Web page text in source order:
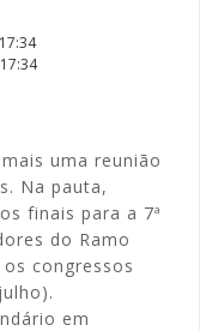
uma reunião
Na pauta,
finais para a 7ª
do Ramo
congressos
em